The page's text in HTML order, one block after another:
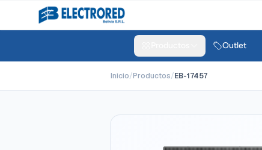
Outlet
Inicio/Productos/EB-17457